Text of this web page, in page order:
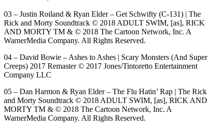
03 – Justin Roiland & Ryan Elder – Get Schwifty (C-131) | The
Rick and Morty Soundtrack © 2018 ADULT SWIM, [as], RICK
AND MORTY TM & © 2018 The Cartoon Network, Inc. A
WarnerMedia Company. All Rights Reserved.
04 – David Bowie – Ashes to Ashes | Scary Monsters (And Super
Creeps) 2017 Remaster © 2017 Jones/Tintoretto Entertainment
Company LLC
05 – Dan Harmon & Ryan Elder – The Flu Hatin’ Rap | The Rick
and Morty Soundtrack © 2018 ADULT SWIM, [as], RICK AND
MORTY TM & © 2018 The Cartoon Network, Inc. A
WarnerMedia Company. All Rights Reserved.